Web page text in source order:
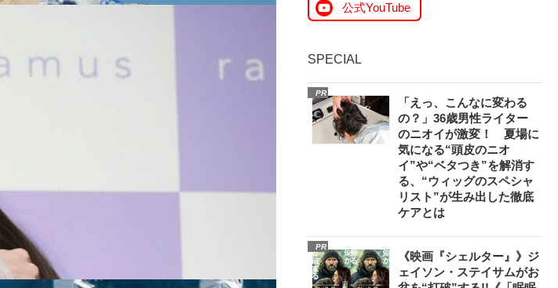
公式YouTube
SPECIAL
PR
「えっ、こんなに変わる
の？」36歳男性ライター
のニオイが激変！ 夏場に
気になる“頭皮のニオ
イ”や“ベタつき”を解消す
る、“ウィッグのスペシャ
リスト”が生み出した徹底
ケアとは
PR
《映画『シェルター』》ジ
ェイソン・ステイサムがお